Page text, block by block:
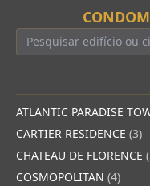
ATLANTIC PARADISE
CARTIER RESIDENCE (3)
CHATEAU DE FLORENCE
COSMOPOLITAN (4)